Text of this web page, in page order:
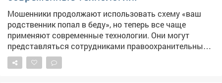
Мошенники продолжают использовать схему «ваш
родственник попал в беду», но теперь все чаще
применяют современные технологии. Они могут
представляться сотрудниками правоохранительных
органов или даже имитировать голос и изображение
близкого человека с помощью дипфейков. Главная